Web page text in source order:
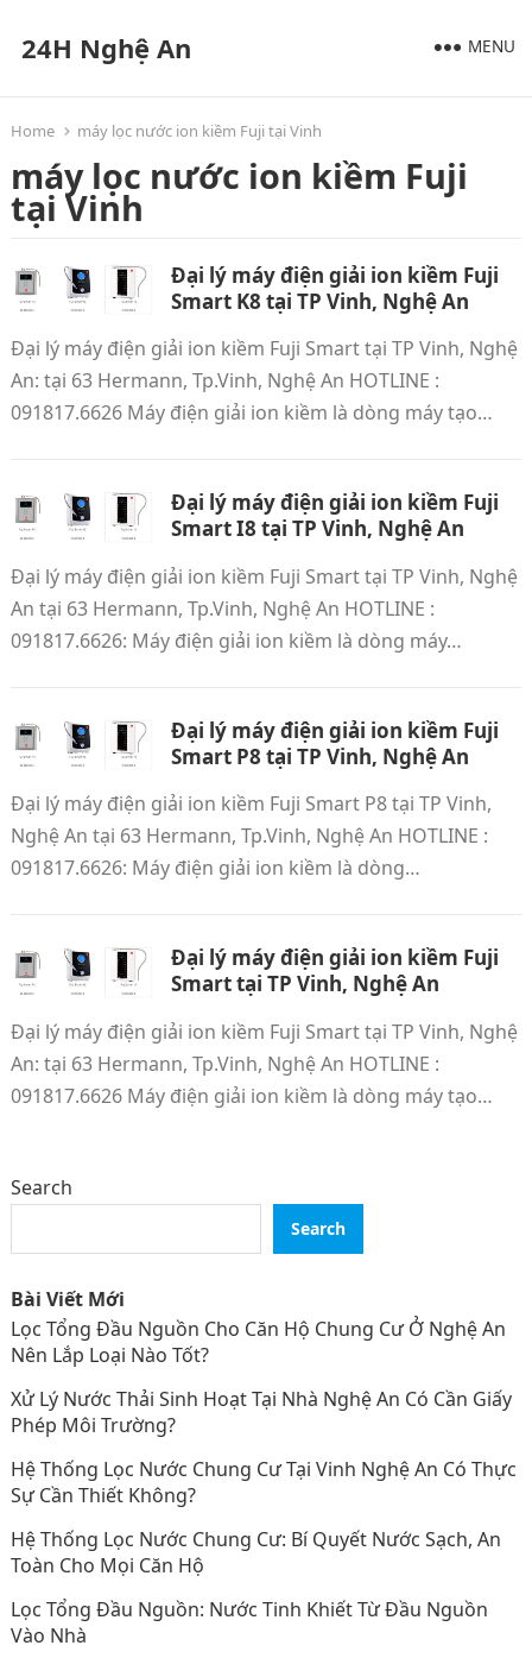
24H Nghệ An MENU
Home máy lọc nước ion kiềm Fuji tại Vinh
máy lọc nước ion kiềm Fuji
tại Vinh
Đại lý máy điện giải ion kiềm Fuji
Smart K8 tại TP Vinh, Nghệ An
Đại lý máy điện giải ion kiềm Fuji Smart tại TP Vinh, Nghệ
An: tại 63 Hermann, Tp.Vinh, Nghệ An HOTLINE :
091817.6626 Máy điện giải ion kiềm là dòng máy tạo…
Đại lý máy điện giải ion kiềm Fuji
Smart I8 tại TP Vinh, Nghệ An
Đại lý máy điện giải ion kiềm Fuji Smart tại TP Vinh, Nghệ
An tại 63 Hermann, Tp.Vinh, Nghệ An HOTLINE :
091817.6626: Máy điện giải ion kiềm là dòng máy…
Đại lý máy điện giải ion kiềm Fuji
Smart P8 tại TP Vinh, Nghệ An
Đại lý máy điện giải ion kiềm Fuji Smart P8 tại TP Vinh,
Nghệ An tại 63 Hermann, Tp.Vinh, Nghệ An HOTLINE :
091817.6626: Máy điện giải ion kiềm là dòng…
Đại lý máy điện giải ion kiềm Fuji
Smart tại TP Vinh, Nghệ An
Đại lý máy điện giải ion kiềm Fuji Smart tại TP Vinh, Nghệ
An: tại 63 Hermann, Tp.Vinh, Nghệ An HOTLINE :
091817.6626 Máy điện giải ion kiềm là dòng máy tạo…
Search
Search
Bài Viết Mới
Lọc Tổng Đầu Nguồn Cho Căn Hộ Chung Cư Ở Nghệ An
Nên Lắp Loại Nào Tốt?
Xử Lý Nước Thải Sinh Hoạt Tại Nhà Nghệ An Có Cần Giấy
Phép Môi Trường?
Hệ Thống Lọc Nước Chung Cư Tại Vinh Nghệ An Có Thực
Sự Cần Thiết Không?
Hệ Thống Lọc Nước Chung Cư: Bí Quyết Nước Sạch, An
Toàn Cho Mọi Căn Hộ
Lọc Tổng Đầu Nguồn: Nước Tinh Khiết Từ Đầu Nguồn
Vào Nhà